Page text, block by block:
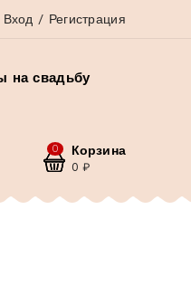
Вход / Регистрация
на свадьбу
Корзина
0
0₽